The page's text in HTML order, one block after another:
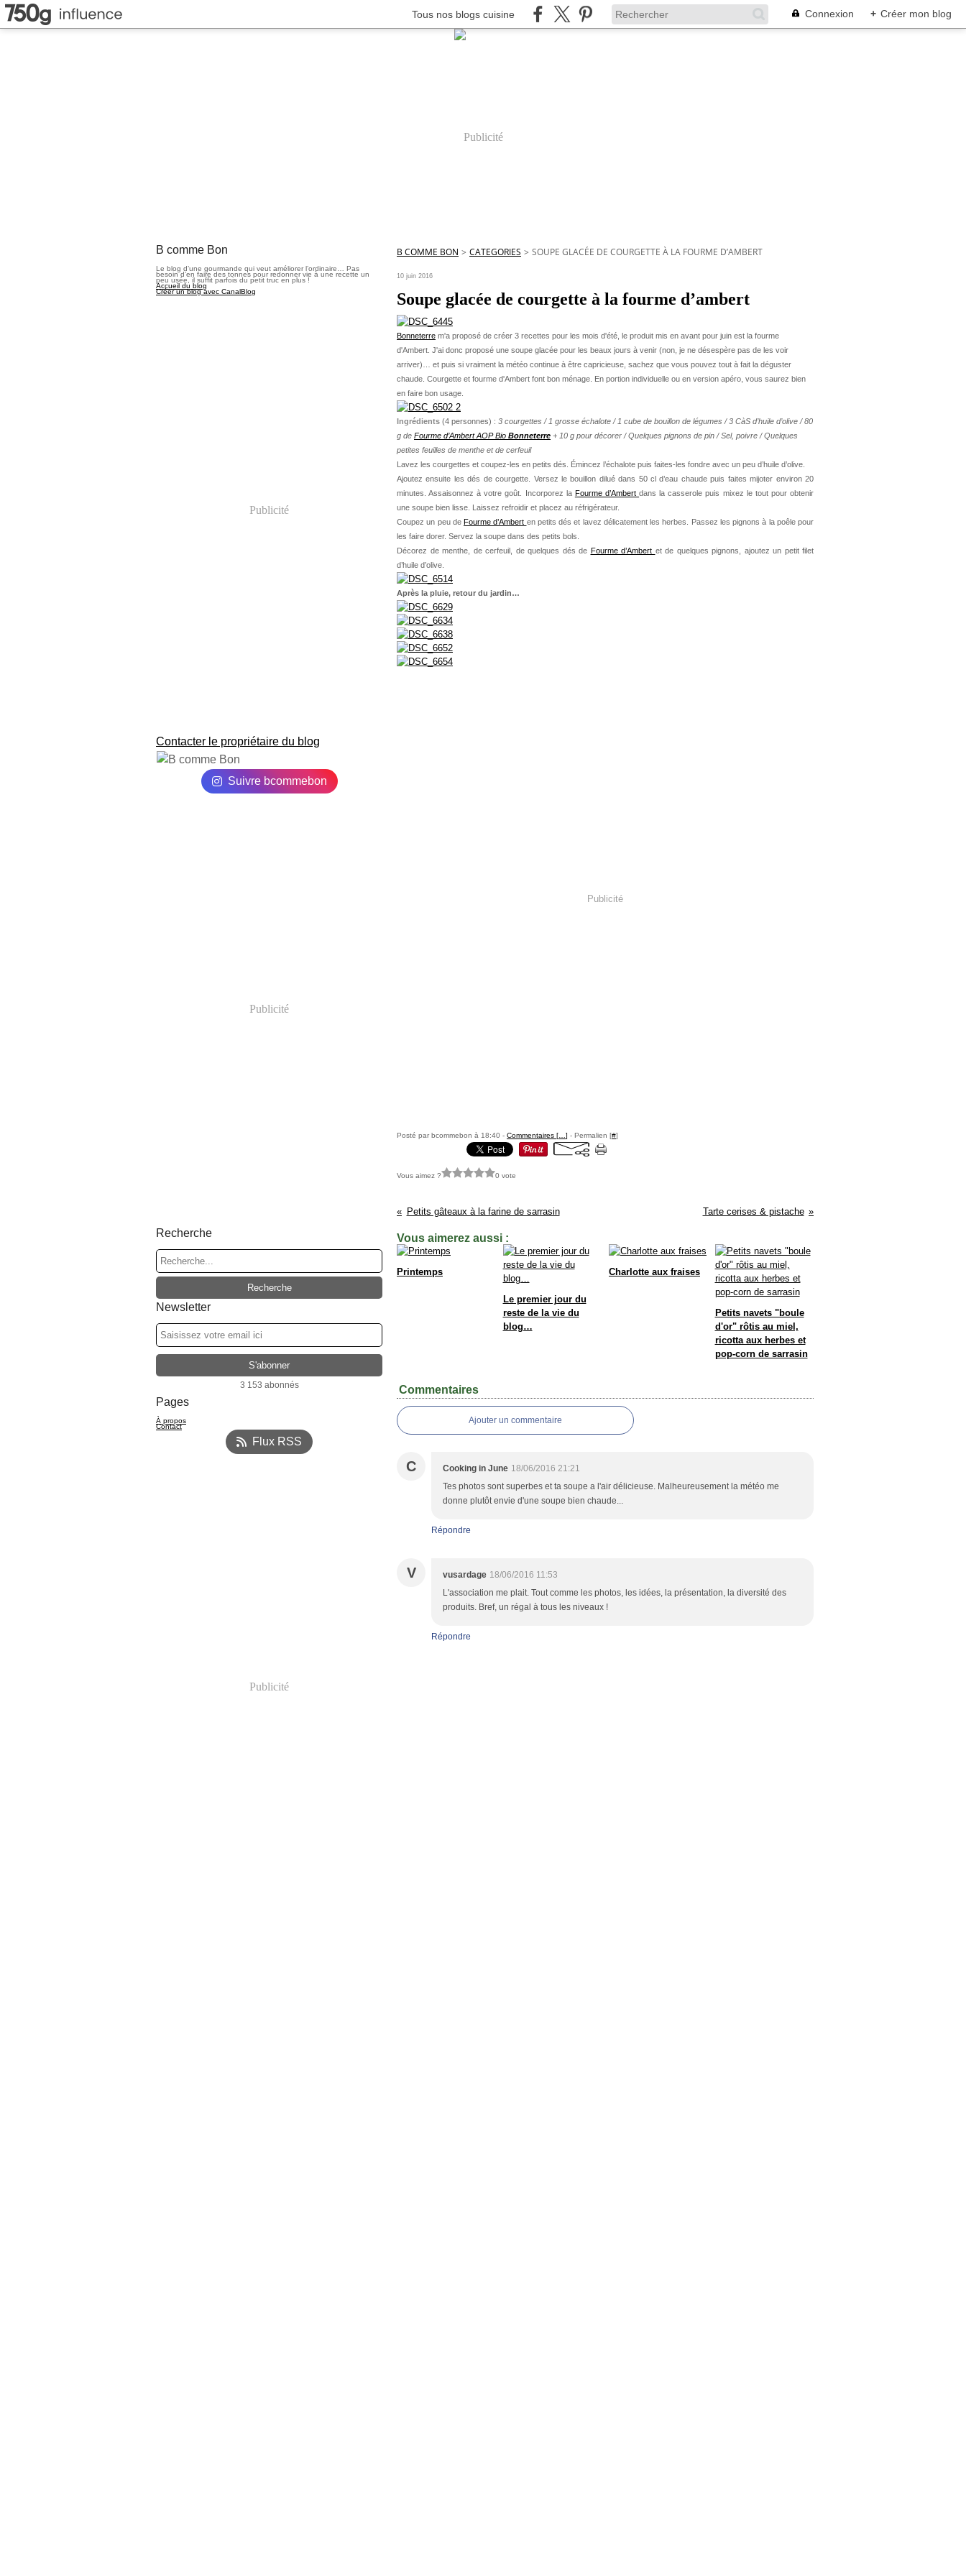
Tous nos blogs cuisine Connexion + Créer mon blog
Publicité
B comme Bon
Le blog d’une gourmande qui veut améliorer l’ordinaire… Pas
besoin d’en faire des tonnes pour redonner vie à une recette un
peu usée, il suffit parfois du petit truc en plus !
Accueil du blog
Créer un blog avec CanalBlog
Publicité
Contacter le propriétaire du blog
Suivre bcommebon
Publicité
Recherche
Newsletter
3 153 abonnés
Pages
À propos
Contact
Flux RSS
Publicité
B COMME BON > CATEGORIES > SOUPE GLACÉE DE COURGETTE À LA FOURME D’AMBERT
10 juin 2016
Soupe glacée de courgette à la fourme d’ambert
Bonneterre m'a proposé de créer 3 recettes pour les mois d'été, le produit mis en avant pour juin est la fourme
d'Ambert. J'ai donc proposé une soupe glacée pour les beaux jours à venir (non, je ne désespère pas de les voir
arriver)… et puis si vraiment la météo continue à être capricieuse, sachez que vous pouvez tout à fait la déguster
chaude. Courgette et fourme d'Ambert font bon ménage. En portion individuelle ou en version apéro, vous saurez bien
en faire bon usage.
Ingrédients (4 personnes) : 3 courgettes / 1 grosse échalote / 1 cube de bouillon de légumes /3 CàS d’huile d’olive /80
g de Fourme d’Ambert AOP Bio Bonneterre + 10 g pour décorer /Quelques pignons de pin /Sel, poivre /Quelques
petites feuilles de menthe et de cerfeuil
Lavez les courgettes et coupez-les en petits dés. Émincez l’échalote puis faites-les fondre avec un peu d’huile d’olive.
Ajoutez ensuite les dés de courgette. Versez le bouillon dilué dans 50 cl d’eau chaude puis faites mijoter environ 20
minutes. Assaisonnez à votre goût. Incorporez la Fourme d’Ambertdans la casserole puis mixez le tout pour obtenir
une soupe bien lisse. Laissez refroidir et placez au réfrigérateur.
Coupez un peu de Fourme d’Ambert en petits dés et lavez délicatement les herbes. Passez les pignons à la poêle pour
les faire dorer. Servez la soupe dans des petits bols.
Décorez de menthe, de cerfeuil, de quelques dés de Fourme d’Ambert et de quelques pignons, ajoutez un petit filet
d’huile d’olive.
Après la pluie, retour du jardin…
Publicité
Posté par bcommebon à 18:40 - Commentaires [ ] - Permalien [#]
Vous aimez ? 0 vote
Petits gâteaux à la farine de sarrasin Tarte cerises & pistache
Vous aimerez aussi :
Printemps
Le premier jour du
reste de la vie du
blog…
Charlotte aux fraises
Petits navets "boule
d'or" rôtis au miel,
ricotta aux herbes et
pop-corn de sarrasin
Commentaires
Ajouter un commentaire
C Cooking in June 18/06/2016 21:21
Tes photos sont superbes et ta soupe a l'air délicieuse. Malheureusement la météo me
donne plutôt envie d'une soupe bien chaude...
Répondre
V vusardage 18/06/2016 11:53
L'association me plait. Tout comme les photos, les idées, la présentation, la diversité des
produits. Bref, un régal à tous les niveaux !
Répondre